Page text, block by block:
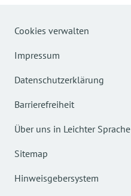
Cookies verwalten
Impressum
Datenschutzerklärung
Barrierefreiheit
Über uns in Leichter Sprache
Sitemap
Hinweisgebersystem